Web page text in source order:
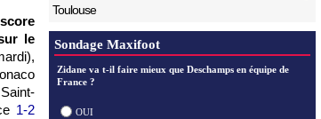
le
Saint-
1-2
Toulouse
Sondage Maxifoot
Zidane va t-il faire mieux que Deschamps en équipe de
France ?
OUI